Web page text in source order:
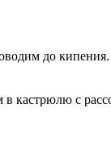
до
в кастрюлю с